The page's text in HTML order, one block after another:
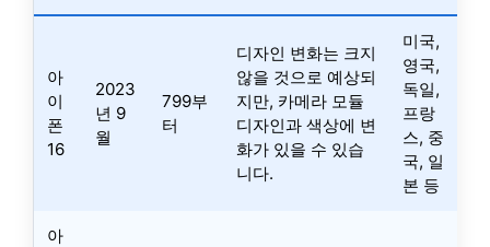
아
이
폰
16
2023
년 9
월
799부
터
디자인 변화는 크지
않을 것으로 예상되
지만, 카메라 모듈
디자인과 색상에 변
화가 있을 수 있습
니다.
미국,
영국,
독일,
프랑
스, 중
국, 일
본 등
아